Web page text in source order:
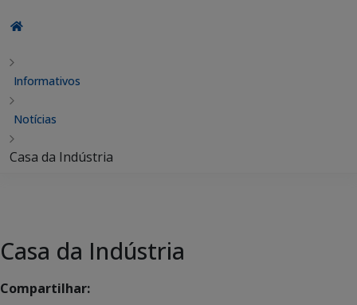
Informativos
Notícias
Casa da Indústria
Casa da Indústria
Compartilhar: